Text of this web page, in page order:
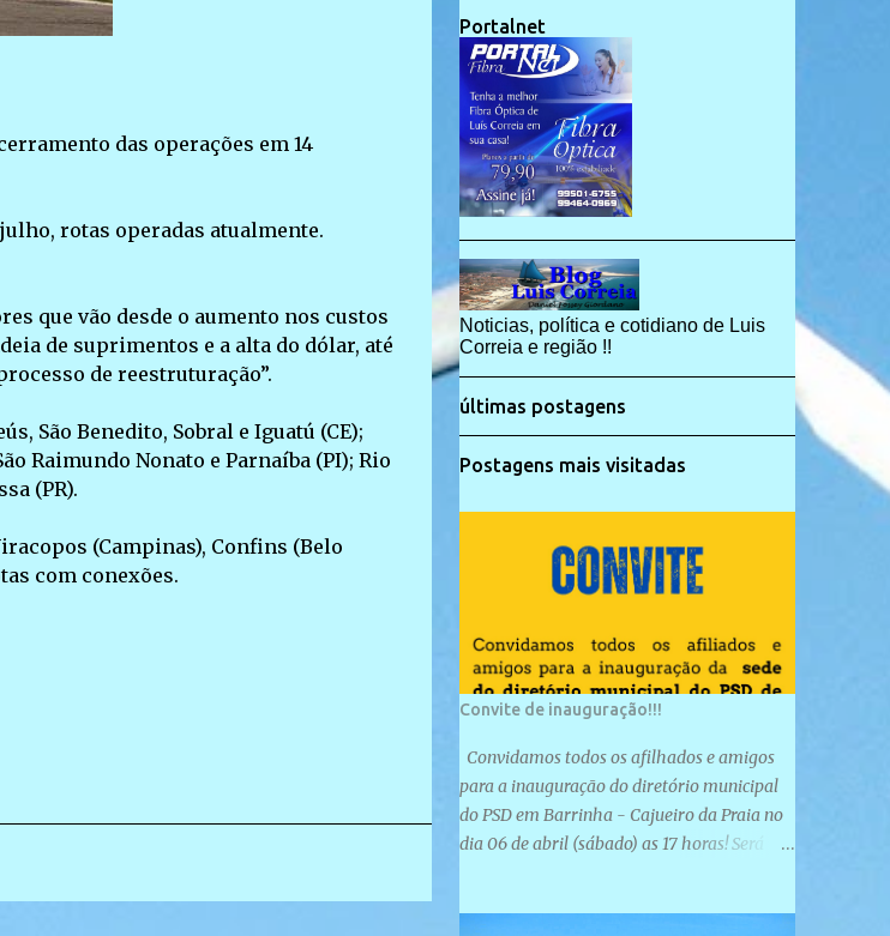
das operações em 14
rotas operadas atualmente.
que vão desde o aumento nos custos
de suprimentos e a alta do dólar, até
de reestruturação”.
São Benedito, Sobral e Iguatú (CE);
Raimundo Nonato e Parnaíba (PI); Rio
(PR).
(Campinas), Confins (Belo
com conexões.
Portalnet
Noticias, política e cotidiano de Luis
Correia e região !!
últimas postagens
Postagens mais visitadas
Convite de inauguração!!!
Convidamos todos os afilhados e amigos
para a inauguração do diretório municipal
do PSD em Barrinha - Cajueiro da Praia no
dia 06 de abril (sábado) as 17 horas! Será